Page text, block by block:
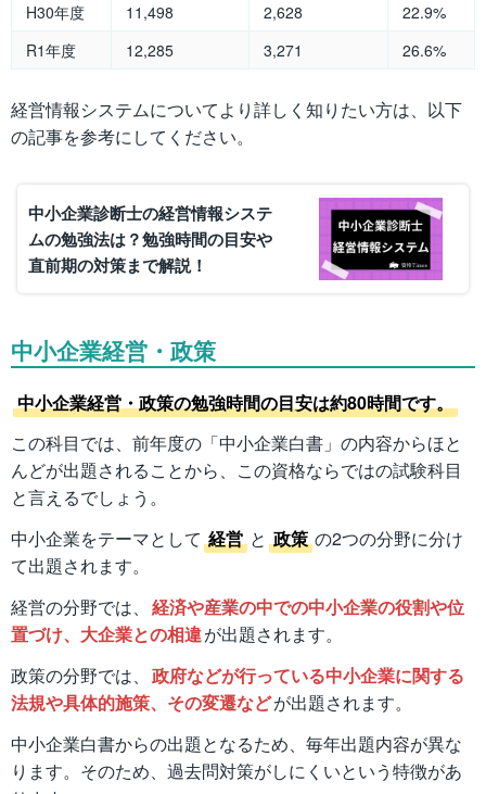
H30年度
11,498 2,628
22.9%
R1年度
12,285 3,271 26.6%
経営情報システムについてより詳しく知りたい方は、以下
の記事を参考にしてください。
中小企業診断士の経営情報システ
ムの勉強法は？勉強時間の目安や
直前期の対策まで解説！
中小企業経営・政策
中小企業経営・政策の勉強時間の目安は約80時間です。
この科目では、前年度の「中小企業白書」の内容からほと
んどが出題されることから、この資格ならではの試験科目
と言えるでしょう。
中小企業をテーマとして 経営 と 政策 の2つの分野に分け
て出題されます。
経営の分野では、 経済や産業の中での中小企業の役割や位
置づけ、大企業との相違が出題されます。
政策の分野では、 政府などが行っている中小企業に関する
法規や具体的施策、その変遷などが出題されます。
中小企業白書からの出題となるため、毎年出題内容が異な
ります。そのため、過去問対策がしにくいという特徴があ